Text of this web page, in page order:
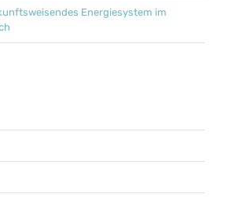
Energiesystem im